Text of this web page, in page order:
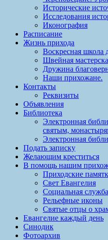
Исторические
Исследования
Иконография
Расписание
Жизнь прихода
Воскресная школа
Швейная
Дружина
Наши прихожане.
Контакты
Реквизиты
Объявления
Библиотека
Электронная
святым,
Электронная
Подать записку
Желающим креститься
В помощь нашим
Приходские
Свет Евангелия
Социальная
Рельефные иконы
Святые отцы о
Евангелие каждый день
Синодик
Фотоархив